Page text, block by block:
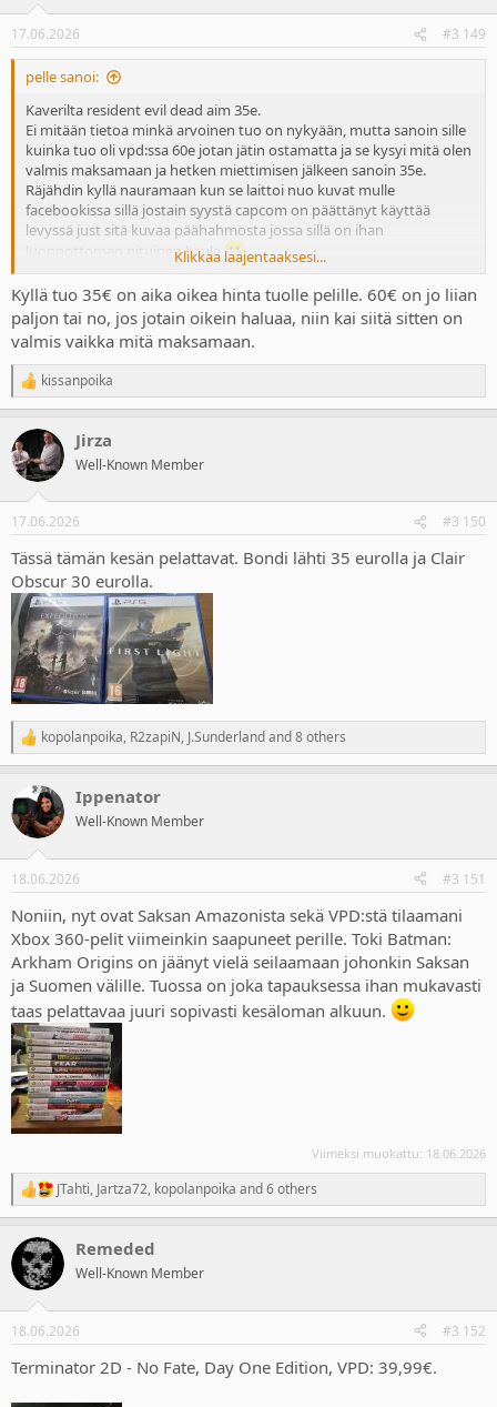
s
:
17.06.2026 #3 149
pelle sanoi:
Kaverilta resident evil dead aim 35e.
Ei mitään tietoa minkä arvoinen tuo on nykyään, mutta sanoin sille
kuinka tuo oli vpd:ssa 60e jotan jätin ostamatta ja se kysyi mitä olen
valmis maksamaan ja hetken miettimisen jälkeen sanoin 35e.
Räjähdin kyllä nauramaan kun se laittoi nuo kuvat mulle
facebookissa sillä jostain syystä capcom on päättänyt käyttää
levyssä just sitä kuvaa päähahmosta jossa sillä on ihan
luonnottoman pituinen kaula
Näytä liitetiedosto 21382
Näytä liitetiedosto 21383
Klikkaa laajentaaksesi...
Kyllä tuo 35€ on aika oikea hinta tuolle pelille. 60€ on jo liian
paljon tai no, jos jotain oikein haluaa, niin kai siitä sitten on
valmis vaikka mitä maksamaan.
R
e
c
t
i
s
kissanpoika
Jirza
Well-Known Member
17.06.2026 #3 150
Tässä tämän kesän pelattavat. Bondi lähti 35 eurolla ja Clair
Obscur 30 eurolla.
R
e
c
t
i
s
kopolanpoika, R2zapiN, J.Sunderlandand 8 others
Ippenator
Well-Known Member
18.06.2026 #3 151
Noniin, nyt ovat Saksan Amazonista sekä VPD:stä tilaamani
Xbox 360-pelit viimeinkin saapuneet perille. Toki Batman:
Arkham Origins on jäänyt vielä seilaamaan johonkin Saksan
ja Suomen välille. Tuossa on joka tapauksessa ihan mukavasti
taas pelattavaa juuri sopivasti kesäloman alkuun.
Viimeksi muokattu: 18.06.2026
R
e
c
t
i
s
JTahti, Jartza72, kopolanpoika and 6 others
Remeded
Well-Known Member
18.06.2026 #3 152
Terminator 2D - No Fate, Day One Edition, VPD: 39,99€.